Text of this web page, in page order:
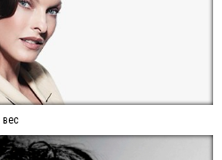
вес